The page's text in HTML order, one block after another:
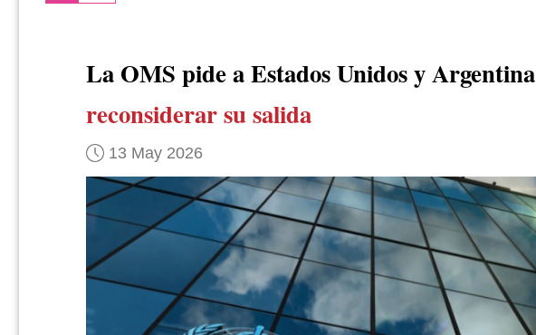
La OMS pide a Estados Unidos y Argentina
reconsiderar su salida
13 May 2026